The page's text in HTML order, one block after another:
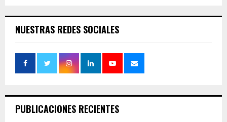
entradas
NUESTRAS REDES SOCIALES
PUBLICACIONES RECIENTES